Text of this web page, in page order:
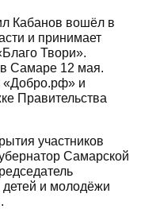
Кабанов вошёл в
и принимает
Твори».
Самаре 12 мая.
«Добро.рф» и
Правительства
участников
Самарской
детей и молодёжи